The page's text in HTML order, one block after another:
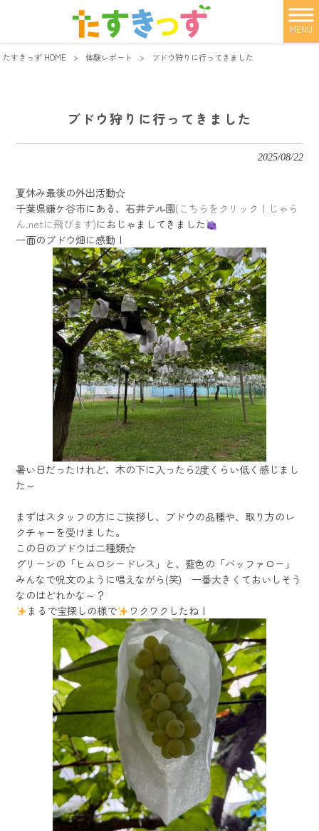
MENU
たすきっず HOME > 体験レポート > ブドウ狩りに行ってきました
ブドウ狩りに行ってきました
2025/08/22
夏休み最後の外出活動☆
千葉県鎌ケ谷市にある、 石井テル園(こちらをクリック！じゃら
ん.netに飛びます)におじゃましてきました
一面のブドウ畑に感動！
暑い日だったけれど、木の下に入ったら2度くらい低く感じまし
た～
まずはスタッフの方にご挨拶し、ブドウの品種や、取り方のレ
クチャーを受けました。
この日のブドウは二種類☆
グリーンの「ヒムロシードレス」と、藍色の「バッファロー」
みんなで呪文のように唱えながら(笑) 一番大きくておいしそう
なのはどれかな～？
まるで宝探しの様で
ワクワクしたね！